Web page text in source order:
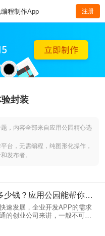
程制作App 注册
封装
，内容全部来自应用公园精心选
台，无需编程，纯图形化操作，
发布者。
开发一个APP多少钱？应用公园能帮你节省90%成本！
速发展，企业开发APP的需求
的创业公司来讲，一般不可能
术开发团队。面临本身的技术
解决方案是选择外包，由专业